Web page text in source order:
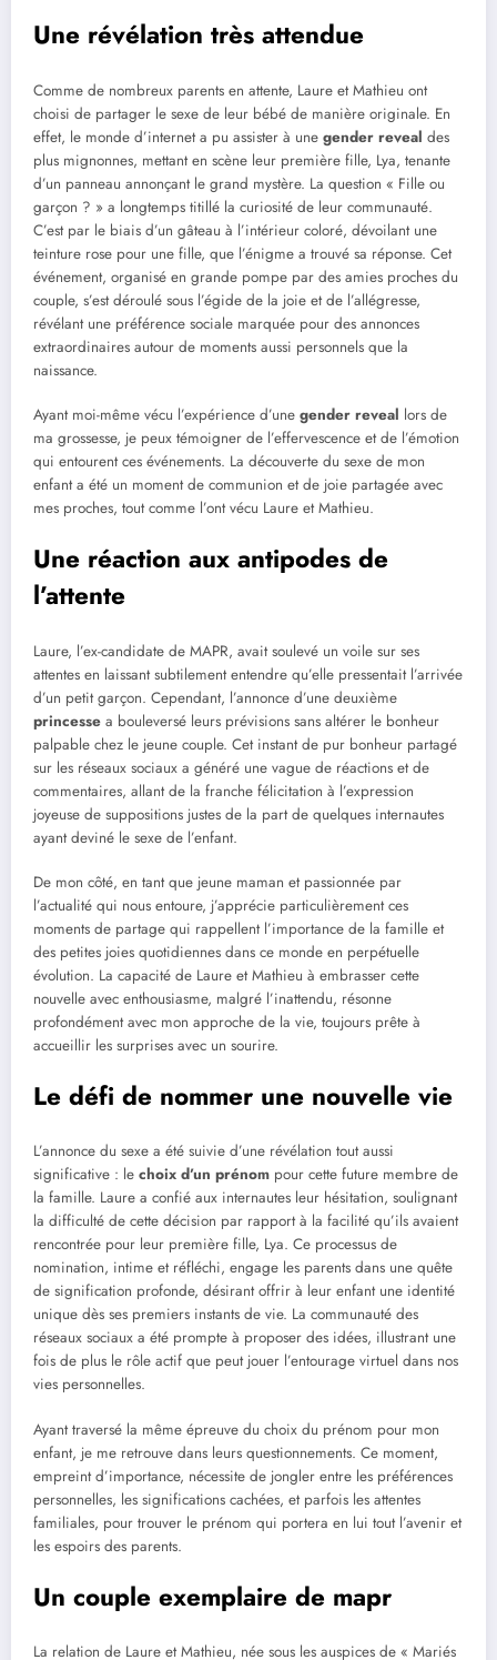
Une révélation très attendue
Comme de nombreux parents en attente, Laure et Mathieu ont
choisi de partager le sexe de leur bébé de manière originale. En
effet, le monde d’internet a pu assister à une gender reveal des
plus mignonnes, mettant en scène leur première fille, Lya, tenante
d’un panneau annonçant le grand mystère. La question « Fille ou
garçon ? » a longtemps titillé la curiosité de leur communauté.
C’est par le biais d’un gâteau à l’intérieur coloré, dévoilant une
teinture rose pour une fille, que l’énigme a trouvé sa réponse. Cet
événement, organisé en grande pompe par des amies proches du
couple, s’est déroulé sous l’égide de la joie et de l’allégresse,
révélant une préférence sociale marquée pour des annonces
extraordinaires autour de moments aussi personnels que la
naissance.
Ayant moi-même vécu l’expérience d’une gender reveal lors de
ma grossesse, je peux témoigner de l’effervescence et de l’émotion
qui entourent ces événements. La découverte du sexe de mon
enfant a été un moment de communion et de joie partagée avec
mes proches, tout comme l’ont vécu Laure et Mathieu.
Une réaction aux antipodes de
l’attente
Laure, l’ex-candidate de MAPR, avait soulevé un voile sur ses
attentes en laissant subtilement entendre qu’elle pressentait l’arrivée
d’un petit garçon. Cependant, l’annonce d’une deuxième
princesse a bouleversé leurs prévisions sans altérer le bonheur
palpable chez le jeune couple. Cet instant de pur bonheur partagé
sur les réseaux sociaux a généré une vague de réactions et de
commentaires, allant de la franche félicitation à l’expression
joyeuse de suppositions justes de la part de quelques internautes
ayant deviné le sexe de l’enfant.
De mon côté, en tant que jeune maman et passionnée par
l’actualité qui nous entoure, j’apprécie particulièrement ces
moments de partage qui rappellent l’importance de la famille et
des petites joies quotidiennes dans ce monde en perpétuelle
évolution. La capacité de Laure et Mathieu à embrasser cette
nouvelle avec enthousiasme, malgré l’inattendu, résonne
profondément avec mon approche de la vie, toujours prête à
accueillir les surprises avec un sourire.
Le défi de nommer une nouvelle vie
L’annonce du sexe a été suivie d’une révélation tout aussi
significative : le choix d’un prénom pour cette future membre de
la famille. Laure a confié aux internautes leur hésitation, soulignant
la difficulté de cette décision par rapport à la facilité qu’ils avaient
rencontrée pour leur première fille, Lya. Ce processus de
nomination, intime et réfléchi, engage les parents dans une quête
de signification profonde, désirant offrir à leur enfant une identité
unique dès ses premiers instants de vie. La communauté des
réseaux sociaux a été prompte à proposer des idées, illustrant une
fois de plus le rôle actif que peut jouer l’entourage virtuel dans nos
vies personnelles.
Ayant traversé la même épreuve du choix du prénom pour mon
enfant, je me retrouve dans leurs questionnements. Ce moment,
empreint d’importance, nécessite de jongler entre les préférences
personnelles, les significations cachées, et parfois les attentes
familiales, pour trouver le prénom qui portera en lui tout l’avenir et
les espoirs des parents.
Un couple exemplaire de mapr
La relation de Laure et Mathieu, née sous les auspices de « Mariés